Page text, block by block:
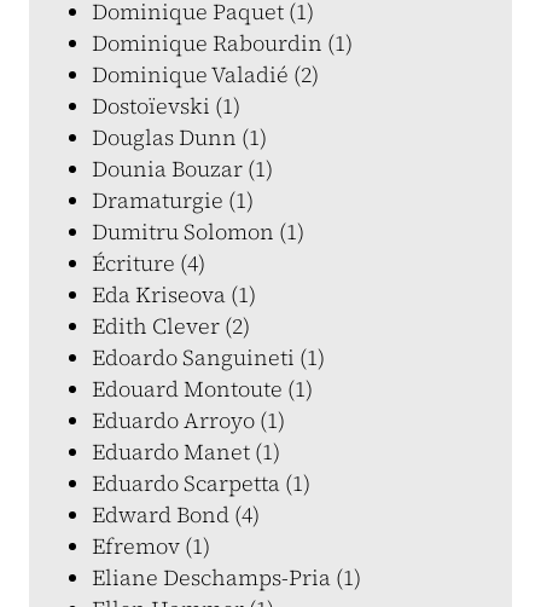
Dominique Paquet (1)
Dominique Rabourdin (1)
Dominique Valadié (2)
Dostoïevski (1)
Douglas Dunn (1)
Dounia Bouzar (1)
Dramaturgie (1)
Dumitru Solomon (1)
Écriture (4)
Eda Kriseova (1)
Edith Clever (2)
Edoardo Sanguineti (1)
Edouard Montoute (1)
Eduardo Arroyo (1)
Eduardo Manet (1)
Eduardo Scarpetta (1)
Edward Bond (4)
Efremov (1)
Eliane Deschamps-Pria (1)